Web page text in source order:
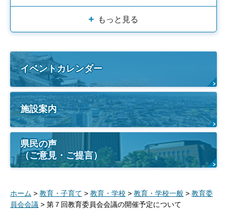
もっと見る
イベントカレンダー
施設案内
県民の声
（ご意見・ご提言）
ホーム > 教育・子育て > 教育・学校 > 教育・学校一般 > 教育委
員会会議 > 第７回教育委員会会議の開催予定について